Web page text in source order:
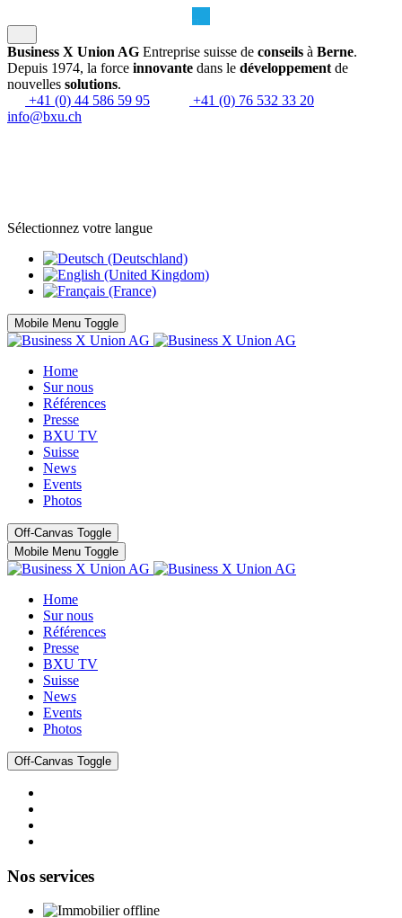
Business X Union AG Entreprise suisse de conseils à Berne.
Depuis 1974, la force innovante dans le développement de
nouvelles solutions.
+41 (0) 44 586 59 95
+41 (0) 76 532 33 20
info@bxu.ch
Sélectionnez votre langue
Mobile Menu Toggle
Home
Sur nous
Références
Presse
BXU TV
Suisse
News
Events
Photos
Off-Canvas Toggle
Mobile Menu Toggle
Home
Sur nous
Références
Presse
BXU TV
Suisse
News
Events
Photos
Off-Canvas Toggle
Nos services